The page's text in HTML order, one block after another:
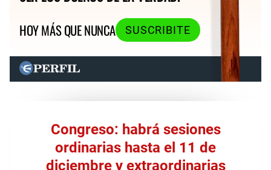
HOY MÁS QUE NUNCA
SUSCRIBITE
Congreso: habrá sesiones
ordinarias hasta el 11 de
diciembre y extraordinarias